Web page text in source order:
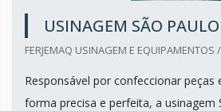
USINAGEM SÃO PAULO
FERJEMAQ USINAGEM E EQUIPAMENTOS
Responsável por confeccionar peças
forma precisa e perfeita, a usinagem